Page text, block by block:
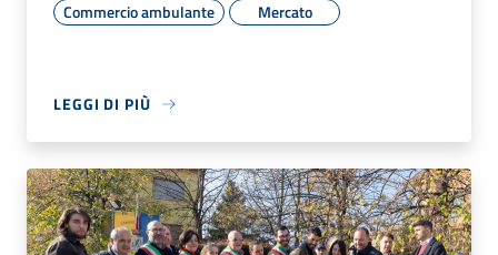
Commercio ambulante Mercato
LEGGI DI PIÙ